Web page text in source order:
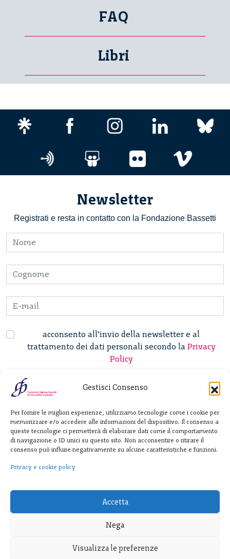
Gestisci Consenso
Per fornire le migliori esperienze, utilizziamo tecnologie come i cookie per
memorizzare e/o accedere alle informazioni del dispositivo. Il consenso a
queste tecnologie ci permetterà di elaborare dati come il comportamento
di navigazione o ID unici su questo sito. Non acconsentire o ritirare il
consenso può influire negativamente su alcune caratteristiche e funzioni.
Privacy e cookie policy
Accetta
Nega
Visualizza le preferenze
FAQ
Libri
Newsletter
Registrati e resta in contatto con la Fondazione Bassetti
acconsento all’invio della newsletter e al
trattamento dei dati personali secondo la Privacy
Policy
Giannino Bassetti ETS
Via Michele Barozzi 4
F. + 39 02 76392030
info@fondazionebassetti.org